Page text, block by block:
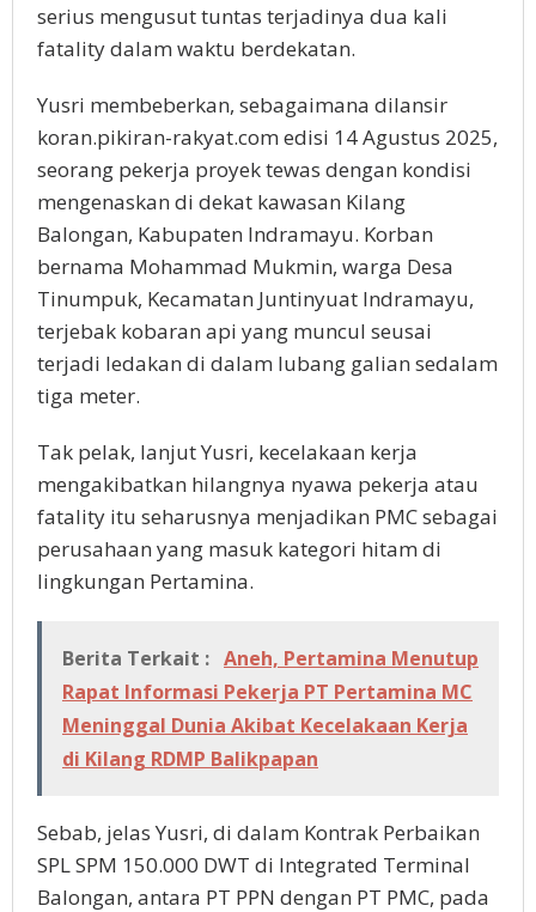
serius mengusut tuntas terjadinya dua kali
fatality dalam waktu berdekatan.
Yusri membeberkan, sebagaimana dilansir
koran.pikiran-rakyat.com edisi 14 Agustus 2025,
seorang pekerja proyek tewas dengan kondisi
mengenaskan di dekat kawasan Kilang
Balongan, Kabupaten Indramayu. Korban
bernama Mohammad Mukmin, warga Desa
Tinumpuk, Kecamatan Juntinyuat Indramayu,
terjebak kobaran api yang muncul seusai
terjadi ledakan di dalam lubang galian sedalam
tiga meter.
Tak pelak, lanjut Yusri, kecelakaan kerja
mengakibatkan hilangnya nyawa pekerja atau
fatality itu seharusnya menjadikan PMC sebagai
perusahaan yang masuk kategori hitam di
lingkungan Pertamina.
Berita Terkait : Aneh, Pertamina Menutup
Rapat Informasi Pekerja PT Pertamina MC
Meninggal Dunia Akibat Kecelakaan Kerja
di Kilang RDMP Balikpapan
Sebab, jelas Yusri, di dalam Kontrak Perbaikan
SPL SPM 150.000 DWT di Integrated Terminal
Balongan, antara PT PPN dengan PT PMC, pada